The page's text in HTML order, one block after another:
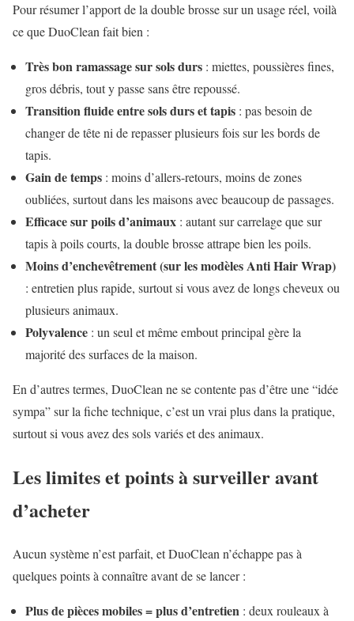
Pour résumer l’apport de la double brosse sur un usage réel, voilà
ce que DuoClean fait bien :
Très bon ramassage sur sols durs : miettes, poussières fines,
gros débris, tout y passe sans être repoussé.
Transition fluide entre sols durs et tapis : pas besoin de
changer de tête ni de repasser plusieurs fois sur les bords de
tapis.
Gain de temps : moins d’allers-retours, moins de zones
oubliées, surtout dans les maisons avec beaucoup de passages.
Efficace sur poils d’animaux : autant sur carrelage que sur
tapis à poils courts, la double brosse attrape bien les poils.
Moins d’enchevêtrement (sur les modèles Anti Hair Wrap)
: entretien plus rapide, surtout si vous avez de longs cheveux ou
plusieurs animaux.
Polyvalence : un seul et même embout principal gère la
majorité des surfaces de la maison.
En d’autres termes, DuoClean ne se contente pas d’être une “idée
sympa” sur la fiche technique, c’est un vrai plus dans la pratique,
surtout si vous avez des sols variés et des animaux.
Les limites et points à surveiller avant
d’acheter
Aucun système n’est parfait, et DuoClean n’échappe pas à
quelques points à connaître avant de se lancer :
Plus de pièces mobiles = plus d’entretien : deux rouleaux à